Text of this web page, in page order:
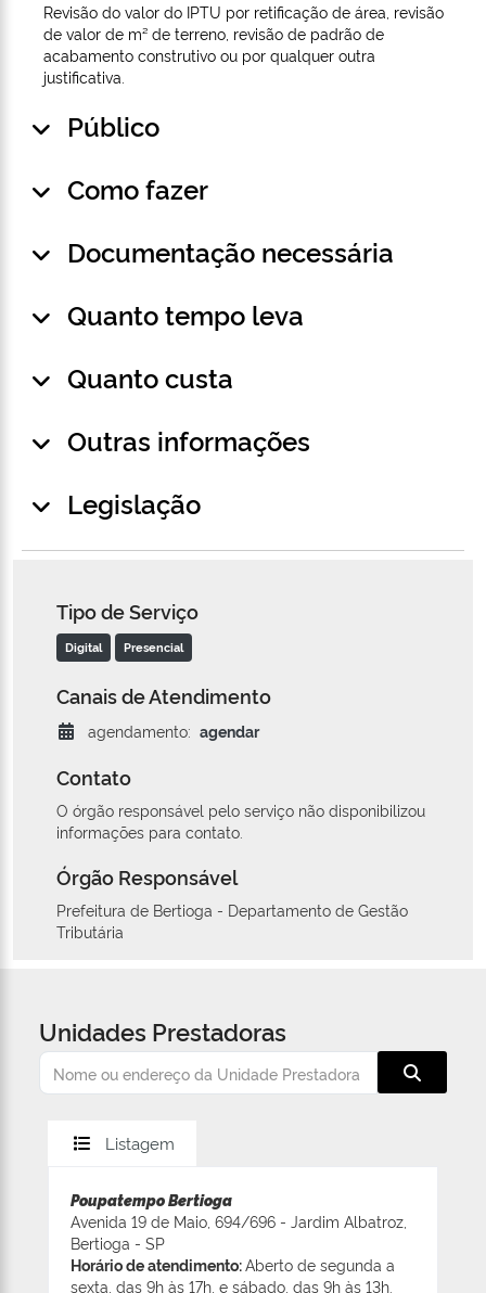
Revisão do valor do IPTU por retificação de área, revisão
de valor de m² de terreno, revisão de padrão de
acabamento construtivo ou por qualquer outra
justificativa.
Público
Como fazer
Documentação necessária
Quanto tempo leva
Quanto custa
Outras informações
Legislação
Tipo de Serviço
Digital Presencial
Canais de Atendimento
agendamento: agendar
Contato
O órgão responsável pelo serviço não disponibilizou
informações para contato.
Órgão Responsável
Prefeitura de Bertioga - Departamento de Gestão
Tributária
Unidades Prestadoras
Listagem
Poupatempo Bertioga
Avenida 19 de Maio, 694/696 - Jardim Albatroz,
Bertioga - SP
Horário de atendimento:Aberto de segunda a
sexta, das 9h às 17h, e sábado, das 9h às 13h.